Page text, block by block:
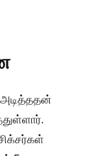
அடித்ததன்